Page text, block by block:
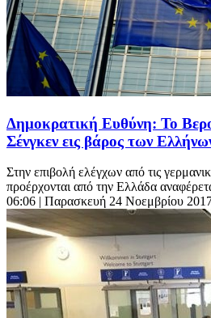
Δημοκρατική Ευθύνη: Το
Σένγκεν εις βάρος των
Στην επιβολή ελέγχων από τις
προέρχονται από την Ελλάδα
06:06 | Παρασκευή 24 Νοεμβρίου